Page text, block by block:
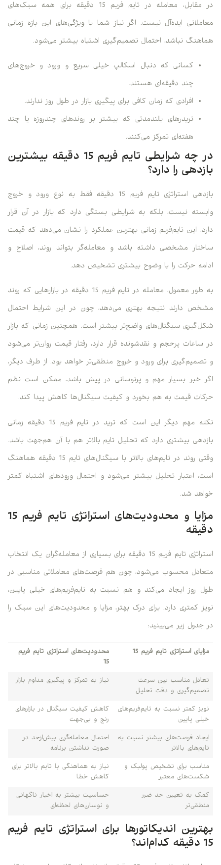
در مقابل، معامله در تایم فریم 15 دقیقه برای همه سبک‌های
معاملاتی ایده‌آل نیست. اگر نیاز شما با ویژگی‌های این بازه زمانی
هماهنگ نباشد، احتمال تصمیم‌گیری اشتباه بیشتر می‌شود.
کسانی که دنبال اسکالپ خیلی سریع و ورود و خروج‌های
چند دقیقه‌ای هستند.
افرادی که زمان کافی برای پیگیری بازار در طول روز ندارند.
تریدرهای بلندمدتی که بیشتر بر روندهای چندروزه یا چند
هفته‌ای تمرکز می‌کنند.
در چه شرایطی تایم فریم 15 دقیقه بیشترین
بازدهی را دارد؟
بازدهی استراتژی تایم فریم 15 دقیقه فقط به نوع ورود و خروج
وابسته نیست، بلکه به شرایطی بستگی دارد که بازار در آن قرار
دارد. این تایم‌فریم زمانی بهترین عملکرد را نشان می‌دهد که قیمت
ساختار مشخصی داشته باشد و معامله‌گر بتواند روند، اصلاح و
ادامه حرکت را با وضوح بیشتری تشخیص دهد.
به طور معمول، معامله در تایم فریم 15 دقیقه در بازارهایی که روند
مشخص دارند نتیجه بهتری می‌دهد، چون در این شرایط احتمال
شکل‌گیری سیگنال‌های واضح‌تر بیشتر است. همچنین زمانی که بازار
در ساعات پرحجم و نقدشونده قرار دارد، رفتار قیمت روان‌تر می‌شود
و تصمیم‌گیری برای ورود و خروج منطقی‌تر خواهد بود. از طرف دیگر،
اگر خبر بسیار مهم و پرنوسانی در پیش باشد، ممکن است نظم
حرکات قیمت به هم بخورد و کیفیت سیگنال‌ها کاهش پیدا کند.
نکته مهم دیگر این است که ترید در تایم فریم 15 دقیقه زمانی
بازدهی بیشتری دارد که تحلیل تایم بالاتر هم با آن هم‌جهت باشد.
وقتی روند در تایم‌های بالاتر با سیگنال‌های تایم 15 دقیقه هماهنگ
است، اعتبار تحلیل بیشتر می‌شود و احتمال ورودهای اشتباه کمتر
خواهد شد.
مزایا و محدودیت‌های استراتژی تایم فریم 15
دقیقه
استراتژی تایم فریم 15 دقیقه برای بسیاری از معامله‌گران یک انتخاب
متعادل محسوب می‌شود، چون هم فرصت‌های معاملاتی مناسبی در
طول روز ایجاد می‌کند و هم نسبت به تایم‌فریم‌های خیلی پایین،
نویز کمتری دارد. برای درک بهتر، مزایا و محدودیت‌های این سبک را
در جدول زیر می‌بینید:
مزایای استراتژی تایم فریم 15
محدودیت‌های استراتژی تایم فریم
15
تعادل مناسب بین سرعت
تصمیم‌گیری و دقت تحلیل
نیاز به تمرکز و پیگیری مداوم بازار
نویز کمتر نسبت به تایم‌فریم‌های
خیلی پایین
کاهش کیفیت سیگنال در بازارهای
رنج و بی‌جهت
ایجاد فرصت‌های بیشتر نسبت به
تایم‌های بالاتر
احتمال معامله‌گری بیش‌ازحد در
صورت نداشتن برنامه
مناسب برای تشخیص پولبک و
شکست‌های معتبر
نیاز به هماهنگی با تایم بالاتر برای
کاهش خطا
کمک به تعیین حد ضرر
منطقی‌تر
حساسیت بیشتر به اخبار ناگهانی
و نوسان‌های لحظه‌ای
بهترین اندیکاتورها برای استراتژی تایم فریم
15 دقیقه کدام‌اند؟